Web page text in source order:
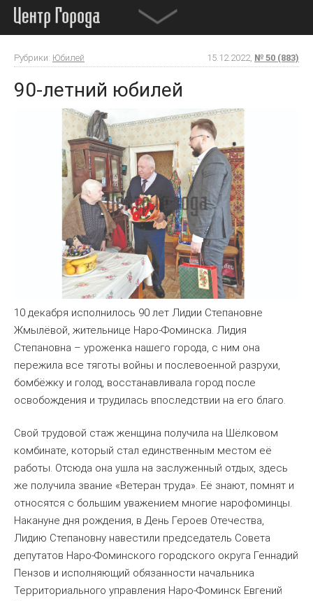
15.12.2022, № 50 (883)
Рубрики: Юбилей
90-летний юбилей
10 декабря исполнилось 90 лет Лидии Степановне
Жмылёвой, жительнице Наро-Фоминска. Лидия
Степановна – уроженка нашего города, с ним она
пережила все тяготы войны и послевоенной разрухи,
бомбёжку и голод, восстанавливала город после
освобождения и трудилась впоследствии на его благо.
Свой трудовой стаж женщина получила на Шёлковом
комбинате, который стал единственным местом её
работы. Отсюда она ушла на заслуженный отдых, здесь
же получила звание «Ветеран труда». Её знают, помнят и
относятся с большим уважением многие нарофоминцы.
Накануне дня рождения, в День Героев Отечества,
Лидию Степановну навестили председатель Совета
депутатов Наро-Фоминского городского округа Геннадий
Пензов и исполняющий обязанности начальника
Территориального управления Наро-Фоминск Евгений